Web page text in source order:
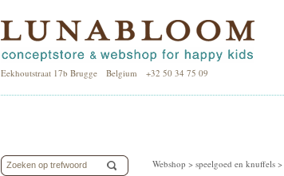
Eekhoutstraat 17b Brugge Belgium +32 50 34 75 09
Webshop > speelgoed en knuffels >